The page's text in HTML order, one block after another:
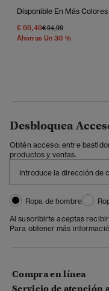
Disponible En Más Colores
€ 66,49Precio Rebajado De
€ 94,99A
Ahorras Un 30 %
Desbloquea
Obtén acceso: entre
productos y ventas.
Ropa de hombre
Al suscribirte aceptas
Para obtener más
Compra en línea
Servicio de atención